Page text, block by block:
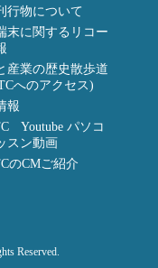
行物について
末に関するリコー
産業の歴史散歩道
へのアクセス)
報
Youtube パソコ
スン動画
のCMご紹介
Reserved.